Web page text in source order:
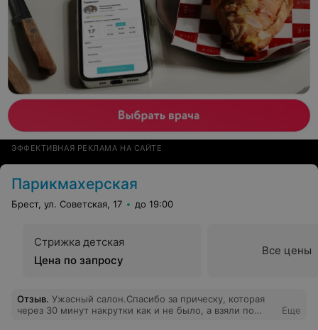
ЭФФЕКТИВНАЯ РЕКЛАМА НА САЙТЕ
Парикмахерская
Брест, ул. Советская, 17 до 19:00
Стрижка детская
Цена по запросу
Все цены
Отзыв. Ужасный салон.Спасибо за прическу, которая
через 30 минут накрутки как и не было, а взяли по
Еще